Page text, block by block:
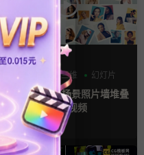
AE模板
LOGO动画
三维 幻灯片
ae相册模板 多场景照片墙堆叠
画廊幻灯片宣传视频
1天前